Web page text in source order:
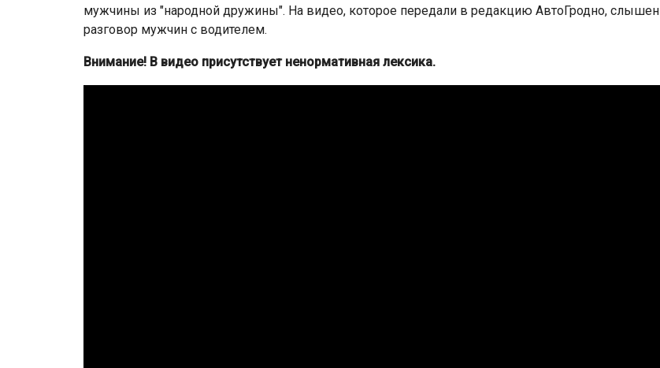
мужчины из "народной дружины". На видео, которое передали в редакцию АвтоГродно, слышен
разговор мужчин с водителем.
Внимание! В видео присутствует ненормативная лексика.